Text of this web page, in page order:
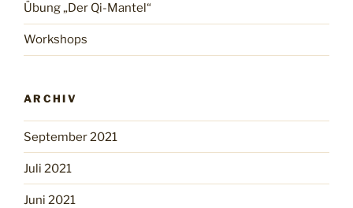
Übung „Der Qi-Mantel“
Workshops
ARCHIV
September 2021
Juli 2021
Juni 2021